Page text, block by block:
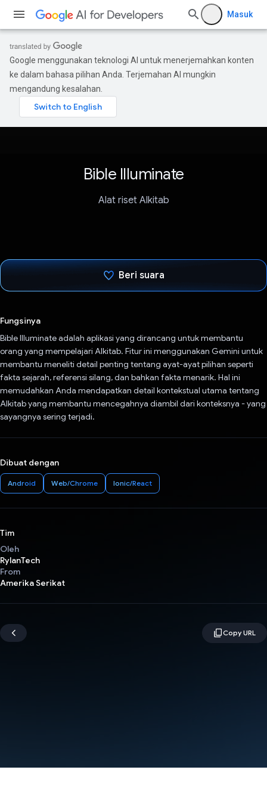
Masuk
Google menggunakan teknologi AI untuk menerjemahkan konten
ke dalam bahasa pilihan Anda. Terjemahan AI mungkin
mengandung kesalahan.
Bible Illuminate
Alat riset Alkitab
Beri suara
Fungsinya
Bible Illuminate adalah aplikasi yang dirancang untuk membantu
orang yang mempelajari Alkitab. Fitur ini menggunakan Gemini untuk
membantu meneliti detail penting tentang ayat-ayat pilihan seperti
fakta sejarah, referensi silang, dan bahkan fakta menarik. Hal ini
memudahkan Anda mendapatkan detail kontekstual utama tentang
Alkitab yang membantu mencegahnya diambil dari konteksnya - yang
sayangnya sering terjadi.
Dibuat dengan
Android Web/Chrome Ionic/React
Tim
Oleh
RylanTech
From
Amerika Serikat